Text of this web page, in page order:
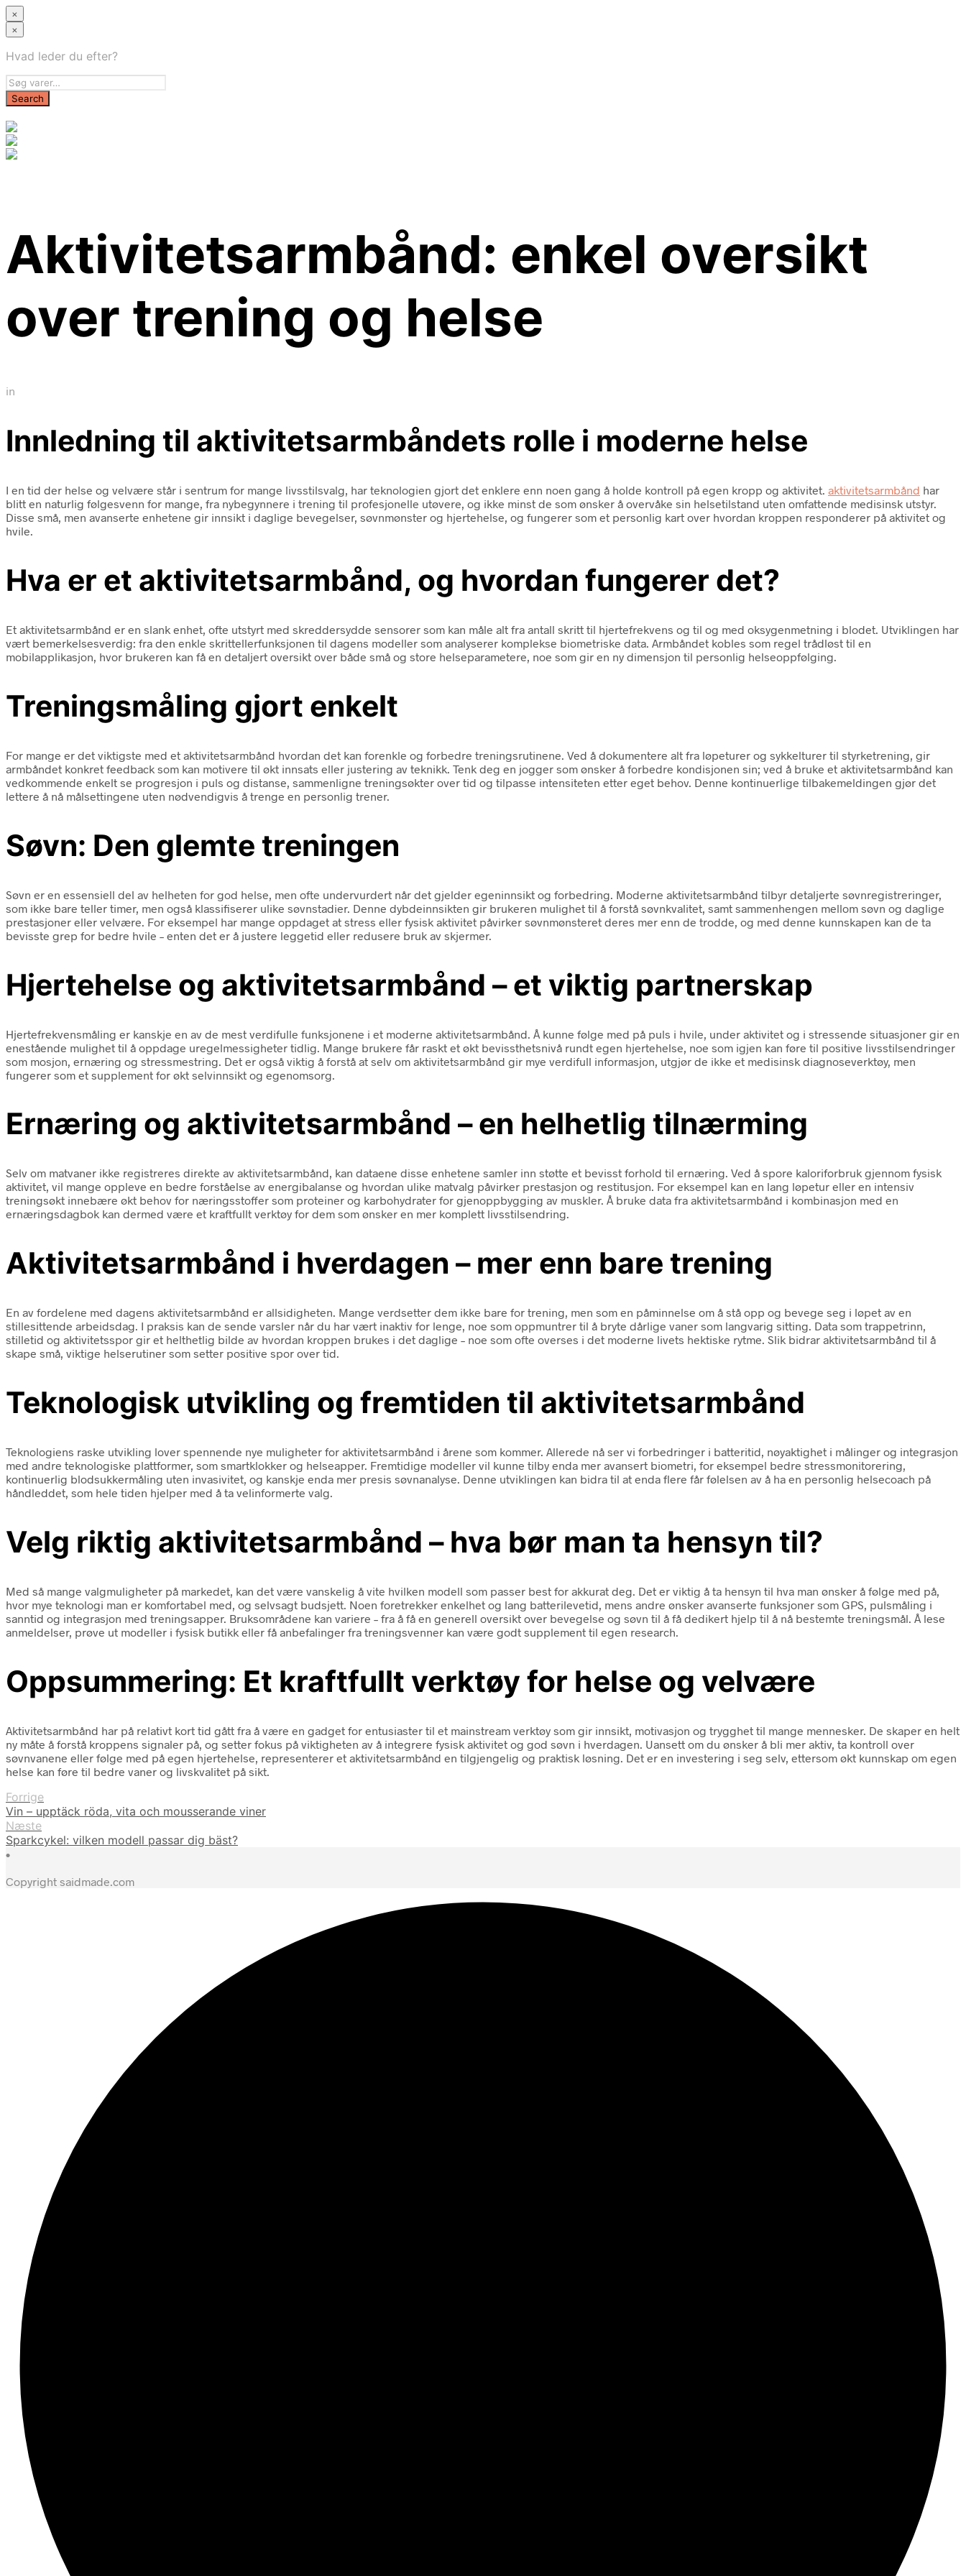
×
×
Hvad leder du efter?
Aktivitetsarmbånd: enkel oversikt
over trening og helse
in
Innledning til aktivitetsarmbåndets rolle i moderne helse
I en tid der helse og velvære står i sentrum for mange livsstilsvalg, har teknologien gjort det enklere enn noen gang å holde kontroll på egen kropp og aktivitet. aktivitetsarmbånd har
blitt en naturlig følgesvenn for mange, fra nybegynnere i trening til profesjonelle utøvere, og ikke minst de som ønsker å overvåke sin helsetilstand uten omfattende medisinsk utstyr.
Disse små, men avanserte enhetene gir innsikt i daglige bevegelser, søvnmønster og hjertehelse, og fungerer som et personlig kart over hvordan kroppen responderer på aktivitet og
hvile.
Hva er et aktivitetsarmbånd, og hvordan fungerer det?
Et aktivitetsarmbånd er en slank enhet, ofte utstyrt med skreddersydde sensorer som kan måle alt fra antall skritt til hjertefrekvens og til og med oksygenmetning i blodet. Utviklingen har
vært bemerkelsesverdig: fra den enkle skrittellerfunksjonen til dagens modeller som analyserer komplekse biometriske data. Armbåndet kobles som regel trådløst til en
mobilapplikasjon, hvor brukeren kan få en detaljert oversikt over både små og store helseparametere, noe som gir en ny dimensjon til personlig helseoppfølging.
Treningsmåling gjort enkelt
For mange er det viktigste med et aktivitetsarmbånd hvordan det kan forenkle og forbedre treningsrutinene. Ved å dokumentere alt fra løpeturer og sykkelturer til styrketrening, gir
armbåndet konkret feedback som kan motivere til økt innsats eller justering av teknikk. Tenk deg en jogger som ønsker å forbedre kondisjonen sin; ved å bruke et aktivitetsarmbånd kan
vedkommende enkelt se progresjon i puls og distanse, sammenligne treningsøkter over tid og tilpasse intensiteten etter eget behov. Denne kontinuerlige tilbakemeldingen gjør det
lettere å nå målsettingene uten nødvendigvis å trenge en personlig trener.
Søvn: Den glemte treningen
Søvn er en essensiell del av helheten for god helse, men ofte undervurdert når det gjelder egeninnsikt og forbedring. Moderne aktivitetsarmbånd tilbyr detaljerte søvnregistreringer,
som ikke bare teller timer, men også klassifiserer ulike søvnstadier. Denne dybdeinnsikten gir brukeren mulighet til å forstå søvnkvalitet, samt sammenhengen mellom søvn og daglige
prestasjoner eller velvære. For eksempel har mange oppdaget at stress eller fysisk aktivitet påvirker søvnmønsteret deres mer enn de trodde, og med denne kunnskapen kan de ta
bevisste grep for bedre hvile – enten det er å justere leggetid eller redusere bruk av skjermer.
Hjertehelse og aktivitetsarmbånd – et viktig partnerskap
Hjertefrekvensmåling er kanskje en av de mest verdifulle funksjonene i et moderne aktivitetsarmbånd. Å kunne følge med på puls i hvile, under aktivitet og i stressende situasjoner gir en
enestående mulighet til å oppdage uregelmessigheter tidlig. Mange brukere får raskt et økt bevissthetsnivå rundt egen hjertehelse, noe som igjen kan føre til positive livsstilsendringer
som mosjon, ernæring og stressmestring. Det er også viktig å forstå at selv om aktivitetsarmbånd gir mye verdifull informasjon, utgjør de ikke et medisinsk diagnoseverktøy, men
fungerer som et supplement for økt selvinnsikt og egenomsorg.
Ernæring og aktivitetsarmbånd – en helhetlig tilnærming
Selv om matvaner ikke registreres direkte av aktivitetsarmbånd, kan dataene disse enhetene samler inn støtte et bevisst forhold til ernæring. Ved å spore kaloriforbruk gjennom fysisk
aktivitet, vil mange oppleve en bedre forståelse av energibalanse og hvordan ulike matvalg påvirker prestasjon og restitusjon. For eksempel kan en lang løpetur eller en intensiv
treningsøkt innebære økt behov for næringsstoffer som proteiner og karbohydrater for gjenoppbygging av muskler. Å bruke data fra aktivitetsarmbånd i kombinasjon med en
ernæringsdagbok kan dermed være et kraftfullt verktøy for dem som ønsker en mer komplett livsstilsendring.
Aktivitetsarmbånd i hverdagen – mer enn bare trening
En av fordelene med dagens aktivitetsarmbånd er allsidigheten. Mange verdsetter dem ikke bare for trening, men som en påminnelse om å stå opp og bevege seg i løpet av en
stillesittende arbeidsdag. I praksis kan de sende varsler når du har vært inaktiv for lenge, noe som oppmuntrer til å bryte dårlige vaner som langvarig sitting. Data som trappetrinn,
stilletid og aktivitetsspor gir et helthetlig bilde av hvordan kroppen brukes i det daglige – noe som ofte overses i det moderne livets hektiske rytme. Slik bidrar aktivitetsarmbånd til å
skape små, viktige helserutiner som setter positive spor over tid.
Teknologisk utvikling og fremtiden til aktivitetsarmbånd
Teknologiens raske utvikling lover spennende nye muligheter for aktivitetsarmbånd i årene som kommer. Allerede nå ser vi forbedringer i batteritid, nøyaktighet i målinger og integrasjon
med andre teknologiske plattformer, som smartklokker og helseapper. Fremtidige modeller vil kunne tilby enda mer avansert biometri, for eksempel bedre stressmonitorering,
kontinuerlig blodsukkermåling uten invasivitet, og kanskje enda mer presis søvnanalyse. Denne utviklingen kan bidra til at enda flere får følelsen av å ha en personlig helsecoach på
håndleddet, som hele tiden hjelper med å ta velinformerte valg.
Velg riktig aktivitetsarmbånd – hva bør man ta hensyn til?
Med så mange valgmuligheter på markedet, kan det være vanskelig å vite hvilken modell som passer best for akkurat deg. Det er viktig å ta hensyn til hva man ønsker å følge med på,
hvor mye teknologi man er komfortabel med, og selvsagt budsjett. Noen foretrekker enkelhet og lang batterilevetid, mens andre ønsker avanserte funksjoner som GPS, pulsmåling i
sanntid og integrasjon med treningsapper. Bruksområdene kan variere – fra å få en generell oversikt over bevegelse og søvn til å få dedikert hjelp til å nå bestemte treningsmål. Å lese
anmeldelser, prøve ut modeller i fysisk butikk eller få anbefalinger fra treningsvenner kan være godt supplement til egen research.
Oppsummering: Et kraftfullt verktøy for helse og velvære
Aktivitetsarmbånd har på relativt kort tid gått fra å være en gadget for entusiaster til et mainstream verktøy som gir innsikt, motivasjon og trygghet til mange mennesker. De skaper en helt
ny måte å forstå kroppens signaler på, og setter fokus på viktigheten av å integrere fysisk aktivitet og god søvn i hverdagen. Uansett om du ønsker å bli mer aktiv, ta kontroll over
søvnvanene eller følge med på egen hjertehelse, representerer et aktivitetsarmbånd en tilgjengelig og praktisk løsning. Det er en investering i seg selv, ettersom økt kunnskap om egen
helse kan føre til bedre vaner og livskvalitet på sikt.
Forrige
Vin – upptäck röda, vita och mousserande viner
Næste
Sparkcykel: vilken modell passar dig bäst?
•
Copyright saidmade.com